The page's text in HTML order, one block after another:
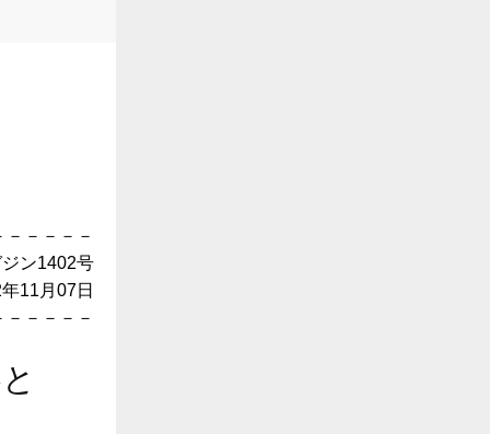
－－－－
ン1402号
07日
－－－－